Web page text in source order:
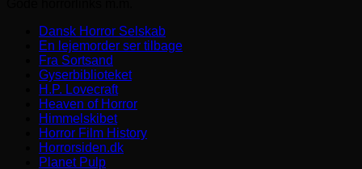
Dansk Horror Selskab
En lejemorder ser tilbage
Fra Sortsand
Gyserbiblioteket
H.P. Lovecraft
Heaven of Horror
Himmelskibet
Horror Film History
Horrorsiden.dk
Planet Pulp